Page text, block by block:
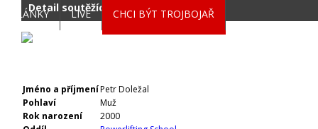
ČLÁNKY LIVE CHCI BÝT TROJBOJAŘ
Detail soutěžícího
Jméno a příjmeníPetr Doležal
Pohlaví
Muž
Rok narození
2000